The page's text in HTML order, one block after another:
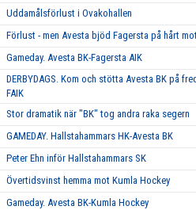
Uddamålsförlust i Ovakohallen
Förlust - men Avesta bjöd Fagersta på hårt
Gameday. Avesta BK-Fagersta AIK
DERBYDAGS. Kom och stötta Avesta BK på
FAIK
Stor dramatik när "BK" tog andra raka segern
GAMEDAY. Hallstahammars HK-Avesta BK
Peter Ehn inför Hallstahammars SK
Övertidsvinst hemma mot Kumla Hockey
Gameday. Avesta BK-Kumla Hockey